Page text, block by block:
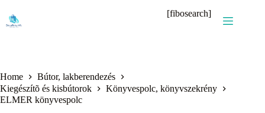
content
[fibosearch]
Home
Bútor, lakberendezés
Kiegészítõ és kisbútorok
Könyvespolc, könyvszekrény
ELMER könyvespolc